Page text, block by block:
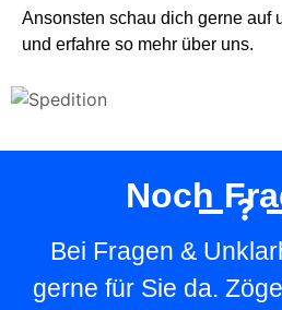
Ansonsten schau dich gerne auf
und erfahre so mehr über uns.
Noch
Bei Fragen &
gerne für Sie da.